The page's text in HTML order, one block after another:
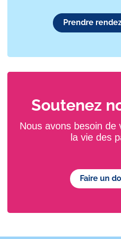
Prendre
Soutenez
Nous avons besoin de
la vie des
Faire un